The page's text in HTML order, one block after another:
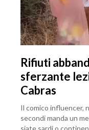
Rifiuti
sferzante
Cabras
Il comico influencer,
secondi manda un